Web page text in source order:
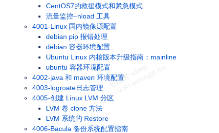
CentOS7的救援模式和紧急模式
流量监控–nload 工具
4001-Linux 国内镜像源配置
debian pip 报错处理
debian 容器环境配置
Ubuntu Linux 内核版本升级指南：mainline
ubuntu 容器环境配置
4002-java 和 maven 环境配置
4003-logroate日志管理
4005-创建 Linux LVM 分区
LVM 卷 clone 方法
LVM 系统的 Restore
4006-Bacula 备份系统配置指南